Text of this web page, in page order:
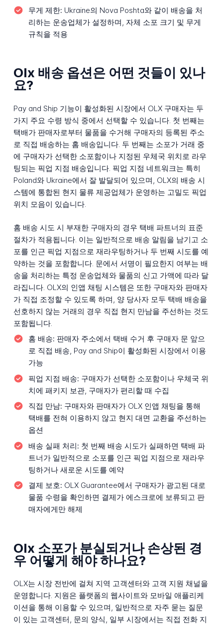
무게 제한: Ukraine의 Nova Poshta와 같이 배송을 처
리하는 운송업체가 설정하며, 자체 소포 크기 및 무게
규칙을 적용
Olx 배송 옵션은 어떤 것들이 있나
요?
Pay and Ship 기능이 활성화된 시장에서 OLX 구매자는 두
가지 주요 수령 방식 중에서 선택할 수 있습니다. 첫 번째는
택배가 판매자로부터 물품을 수거해 구매자의 등록된 주소
로 직접 배송하는 홈 배송입니다. 두 번째는 소포가 거래 중
에 구매자가 선택한 소포함이나 지정된 우체국 위치로 라우
팅되는 픽업 지점 배송입니다. 픽업 지점 네트워크는 특히
Poland와 Ukraine에서 잘 발달되어 있으며, OLX의 배송 시
스템에 통합된 현지 물류 제공업체가 운영하는 고밀도 픽업
위치 모음이 있습니다.
홈 배송 시도 시 부재한 구매자의 경우 택배 파트너의 표준
절차가 적용됩니다. 이는 일반적으로 배송 알림을 남기고 소
포를 인근 픽업 지점으로 재라우팅하거나 두 번째 시도를 예
약하는 것을 포함합니다. 문에서 서명이 필요한지 여부는 배
송을 처리하는 특정 운송업체와 물품의 신고 가액에 따라 달
라집니다. OLX의 인앱 채팅 시스템은 또한 구매자와 판매자
가 직접 조정할 수 있도록 하며, 양 당사자 모두 택배 배송을
선호하지 않는 거래의 경우 직접 현지 만남을 주선하는 것도
포함됩니다.
홈 배송: 판매자 주소에서 택배 수거 후 구매자 문 앞으
로 직접 배송, Pay and Ship이 활성화된 시장에서 이용
가능
픽업 지점 배송: 구매자가 선택한 소포함이나 우체국 위
치에 패키지 보관, 구매자가 편리할 때 수집
직접 만남: 구매자와 판매자가 OLX 인앱 채팅을 통해
택배를 전혀 이용하지 않고 현지 대면 교환을 주선하는
옵션
배송 실패 처리: 첫 번째 배송 시도가 실패하면 택배 파
트너가 일반적으로 소포를 인근 픽업 지점으로 재라우
팅하거나 새로운 시도를 예약
결제 보호: OLX Guarantee에서 구매자가 광고된 대로
물품 수령을 확인하면 결제가 에스크로에 보류되고 판
매자에게만 해제
Olx 소포가 분실되거나 손상된 경
우 어떻게 해야 하나요?
OLX는 시장 전반에 걸쳐 지역 고객센터와 고객 지원 채널을
운영합니다. 지원은 플랫폼의 웹사이트와 모바일 애플리케
이션을 통해 이용할 수 있으며, 일반적으로 자주 묻는 질문
이 있는 고객센터, 문의 양식, 일부 시장에서는 직접 전화 지